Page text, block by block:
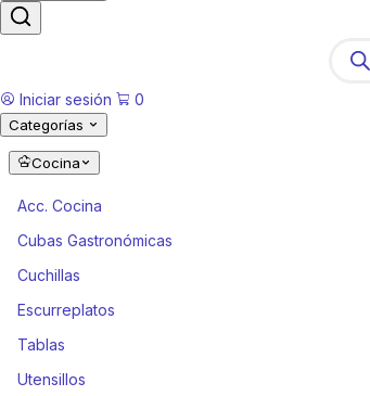
search
Iniciar sesión 0
Categorías
Cocina
Acc. Cocina
Cubas Gastronómicas
Cuchillas
Escurreplatos
Tablas
Utensillos